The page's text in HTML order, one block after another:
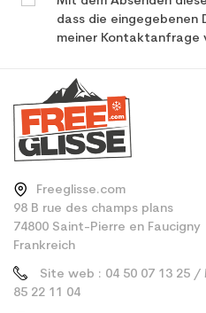
dass die eingegebenen
meiner Kontaktanfrage
Freeglisse.com
98 B rue des champs plans
74800 Saint-Pierre en Faucigny
Frankreich
Site web : 04 50 07 13 25 /
85 22 11 04